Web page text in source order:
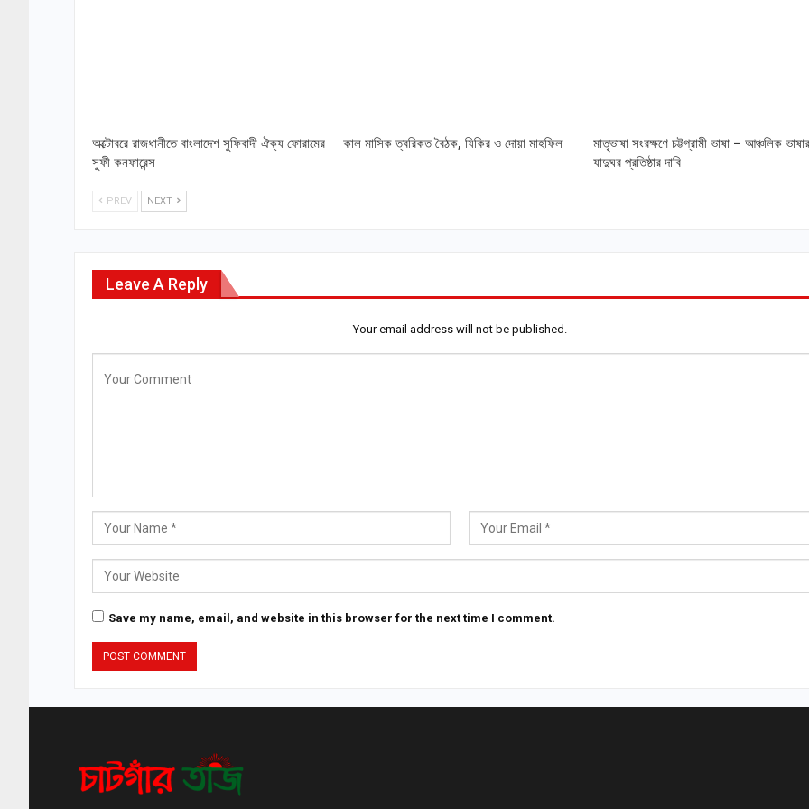
অক্টোবরে রাজধানীতে বাংলাদেশ সুফিবাদী ঐক্য ফোরামের
সুফী কনফারেন্স
কাল মাসিক ত্বরিকত বৈঠক, যিকির ও দোয়া মাহফিল
মাতৃভাষা সংরক্ষণে চট্টগ্রামী ভাষা – আঞ্চলিক
যাদুঘর প্রতিষ্ঠার দাবি
PREV NEXT
Leave A Reply
Your email address will not be published.
Save my name, email, and website in this browser for the next time I comment.